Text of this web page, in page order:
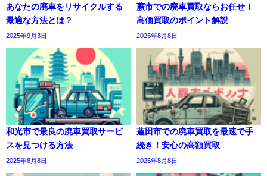
あなたの廃車をリサイクルする
最適な方法とは？
2025年9月3日
蕨市での廃車買取ならお任せ！
高価買取のポイント解説
2025年8月8日
和光市で最良の廃車買取サービ
スを見つける方法
2025年8月8日
蓮田市での廃車買取を最速で手
続き！安心の高額買取
2025年8月8日